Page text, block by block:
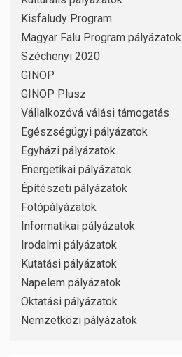
Kisfaludy Program
Magyar Falu Program pályázatok
Széchenyi 2020
GINOP
GINOP Plusz
Vállalkozóvá válási támogatás
Egészségügyi pályázatok
Egyházi pályázatok
Energetikai pályázatok
Építészeti pályázatok
Fotópályázatok
Informatikai pályázatok
Irodalmi pályázatok
Kutatási pályázatok
Napelem pályázatok
Oktatási pályázatok
Nemzetközi pályázatok